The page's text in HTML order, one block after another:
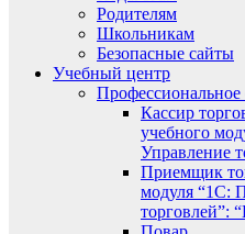
Родителям
Школьникам
Безопасные сайты
Учебный центр
Профессиональное
Кассир
учебного
Управление
Приемщик
модуля “1С:
торговлей”: